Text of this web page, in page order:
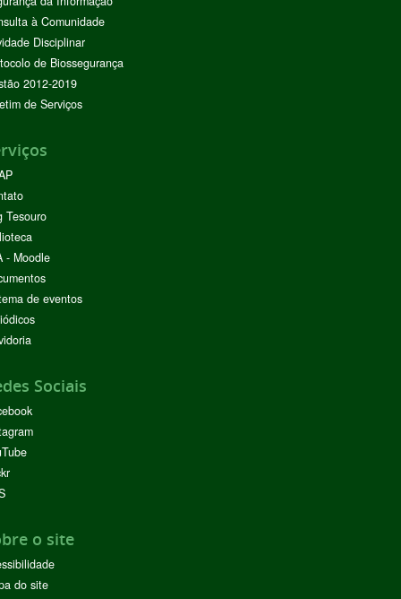
à Comunidade
Disciplinar
de Biossegurança
2012-2019
de Serviços
Tesouro
- Moodle
de eventos
Sociais
o site
do site